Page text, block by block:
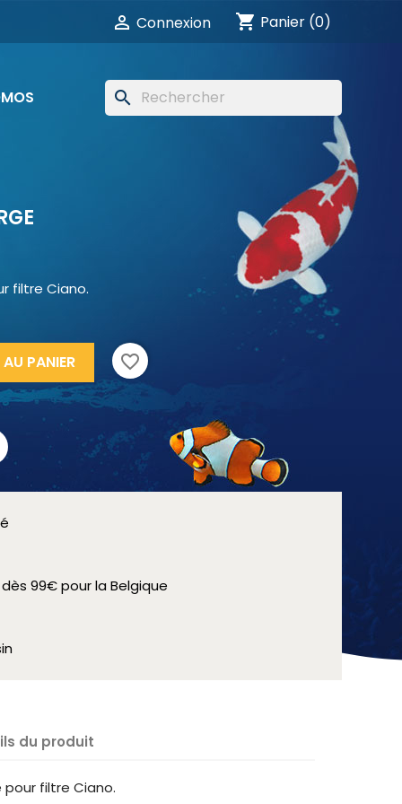
 Connexion shopping_cart Panier (0)
search
filtre Ciano.
PANIER favorite_border
99€ pour la Belgique
du produit
filtre Ciano.